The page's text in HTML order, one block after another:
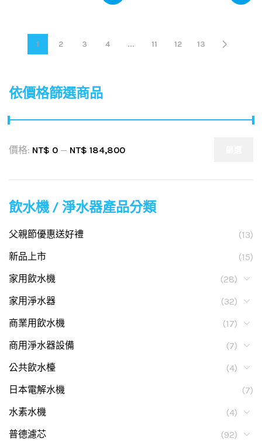
依價格篩選商品
價格: NT$ 0 — NT$ 184,800
飲水機 / 淨水器產品分類
父親節優惠送好禮
(13)
新品上市
(15)
家用飲水機
(28)
家用淨水器
(32)
商業用飲水機
(17)
商用淨水器設備
(7)
公共飲水檯
(4)
日本電解水機
(7)
水素水機
(4)
普德濾芯
(92)
1 2 3 4 ... 11 12 13